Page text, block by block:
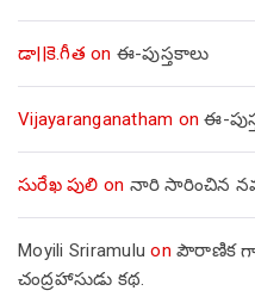
డా||కె.గీత on ఈ-పుస్తకాలు
Vijayaranganatham onఈ-
సురేఖ పులి on నారి సారించిన
Moyili Sriramulu on పౌరాణిక
చంద్రహాసుడు కథ.